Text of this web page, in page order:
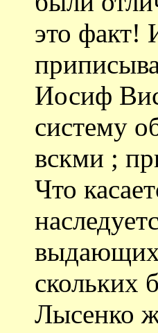
это факт!
Иосиф
систему
вскми ;
Что
скольких
Лысенко